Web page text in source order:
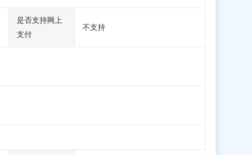
是否支持网上
支付
不支持